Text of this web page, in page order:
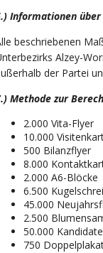
Informationen
beschriebenen
Alzey-
der Partei
Methode zur
2.000 Vita-Flyer
10.000
500 Bilanzflyer
8.000
2.000 A6-Blöcke
6.500
45.000
2.500
50.000
750